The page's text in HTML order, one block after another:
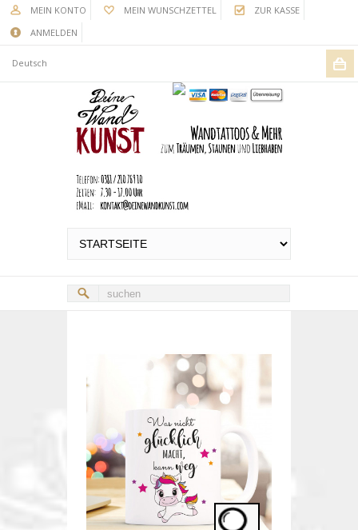
MEIN KONTO MEIN WUNSCHZETTEL
ZUR KASSE
ANMELDEN
Deutsch